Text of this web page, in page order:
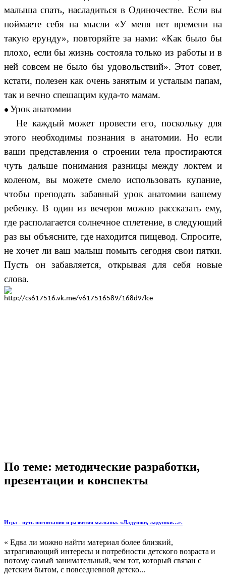
малыша спать, насладиться в Одиночестве. Если вы
поймаете себя на мысли «У меня нет времени на
такую ерунду», повторяйте за нами: «Как было бы
плохо, если бы жизнь состояла только из работы и в
ней совсем не было бы удовольствий». Этот совет,
кстати, полезен как очень занятым и усталым папам,
так и вечно спешащим куда-то мамам.
Урок анатомии
Не каждый может провести его, поскольку для
этого необходимы познания в анатомии. Но если
ваши представления о строении тела простираются
чуть дальше понимания разницы между локтем и
коленом, вы можете смело использовать купание,
чтобы преподать забавный урок анатомии вашему
ребенку. В один из вечеров можно рассказать ему,
где располагается солнечное сплетение, в следующий
раз вы объясните, где находится пищевод. Спросите,
не хочет ли ваш малыш помыть сегодня свои пятки.
Пусть он забавляется, открывая для себя новые
слова.
По теме: методические разработки,
презентации и конспекты
Игра - путь воспитания и развития малыша. «Ладушки, ладушки…».
« Едва ли можно найти материал более близкий,
затрагивающий интересы и потребности детского возраста и
потому самый занимательный, чем тот, который связан с
детским бытом, с повседневной детско...